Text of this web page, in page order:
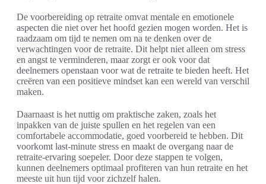
De voorbereiding op retraite omvat mentale en emotionele
aspecten die niet over het hoofd gezien mogen worden. Het is
raadzaam om tijd te nemen om na te denken over de
verwachtingen voor de retraite. Dit helpt niet alleen om stress
en angst te verminderen, maar zorgt er ook voor dat
deelnemers openstaan voor wat de retraite te bieden heeft. Het
creëren van een positieve mindset kan een wereld van verschil
maken.
Daarnaast is het nuttig om praktische zaken, zoals het
inpakken van de juiste spullen en het regelen van een
comfortabele accommodatie, goed voorbereid te hebben. Dit
voorkomt last-minute stress en maakt de overgang naar de
retraite-ervaring soepeler. Door deze stappen te volgen,
kunnen deelnemers optimaal profiteren van hun retraite en het
meeste uit hun tijd voor zichzelf halen.